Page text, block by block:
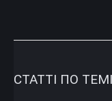
СТАТТІ ПО ТЕМІ